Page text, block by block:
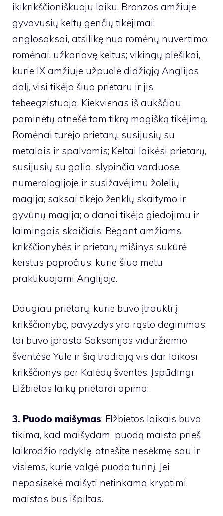
ikikrikščioniškuoju laiku. Bronzos amžiuje
gyvavusių keltų genčių tikėjimai;
anglosaksai, atsilikę nuo romėnų nuvertimo;
romėnai, užkariavę keltus; vikingų plėšikai,
kurie IX amžiuje užpuolė didžiąją Anglijos
dalį, visi tikėjo šiuo prietaru ir jis
tebeegzistuoja. Kiekvienas iš aukščiau
paminėtų atnešė tam tikrą magišką tikėjimą.
Romėnai turėjo prietarų, susijusių su
metalais ir spalvomis; Keltai laikėsi prietarų,
susijusių su galia, slypinčia varduose,
numerologijoje ir susižavėjimu žolelių
magija; saksai tikėjo ženklų skaitymo ir
gyvūnų magija; o danai tikėjo giedojimu ir
laimingais skaičiais. Bėgant amžiams,
krikščionybės ir prietarų mišinys sukūrė
keistus papročius, kurie šiuo metu
praktikuojami Anglijoje.
Daugiau prietarų, kurie buvo įtraukti į
krikščionybę, pavyzdys yra rąsto deginimas;
tai buvo įprasta Saksonijos viduržiemio
šventėse Yule ir šią tradiciją vis dar laikosi
krikščionys per Kalėdų šventes. Įspūdingi
Elžbietos laikų prietarai apima:
3. Puodo maišymas: Elžbietos laikais buvo
tikima, kad maišydami puodą maisto prieš
laikrodžio rodyklę, atnešite nesėkmę sau ir
visiems, kurie valgė puodo turinį. Jei
nepasisekė maišyti netinkama kryptimi,
maistas bus išpiltas.